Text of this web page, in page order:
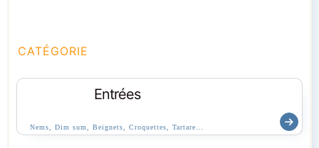
CATÉGORIE
Entrées
Nems, Dim sum, Beignets, Croquettes, Tartare…